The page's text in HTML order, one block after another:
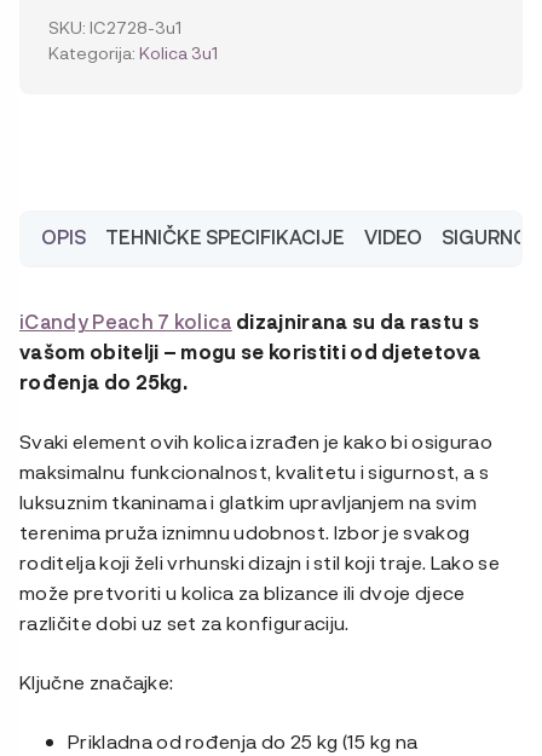
7
Complete
Bundle,
SKU: IC2728-3u1
Kategorija: Kolica 3u1
OPIS TEHNIČKE SPECIFIKACIJE VIDEO
iCandy Peach 7 kolica dizajnirana su da rastu s
vašom obitelji – mogu se koristiti od djetetova
rođenja do 25kg.
Svaki element ovih kolica izrađen je kako bi osigurao
maksimalnu funkcionalnost, kvalitetu i sigurnost, a s
luksuznim tkaninama i glatkim upravljanjem na svim
terenima pruža iznimnu udobnost. Izbor je svakog
roditelja koji želi vrhunski dizajn i stil koji traje. Lako se
može pretvoriti u kolica za blizance ili dvoje djece
različite dobi uz set za konfiguraciju.
Ključne značajke:
Prikladna od rođenja do 25 kg (15 kg na